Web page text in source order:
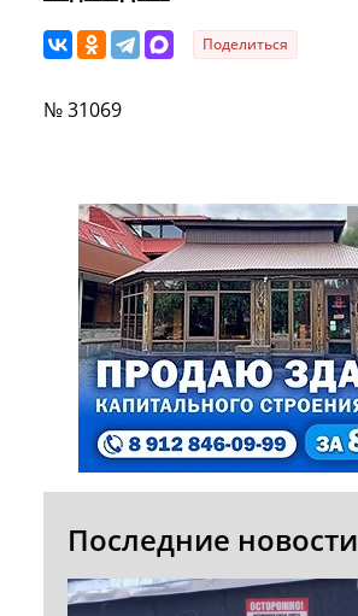
Поделиться
№ 31069
Последние новости